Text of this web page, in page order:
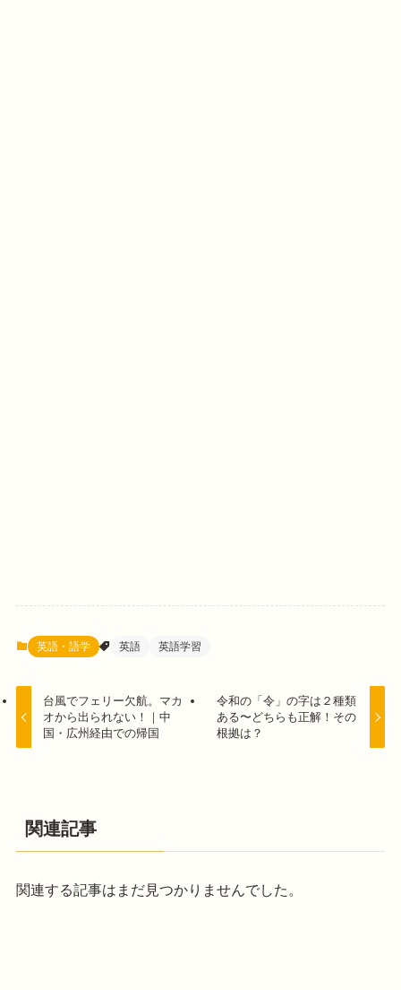
英語・語学 英語 英語学習
台風でフェリー欠航。マカ
オから出られない！｜中
国・広州経由での帰国
令和の「令」の字は２種類
ある〜どちらも正解！その
根拠は？
関連記事
関連する記事はまだ見つかりませんでした。